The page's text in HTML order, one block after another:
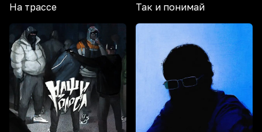
На трассе Так и понимай